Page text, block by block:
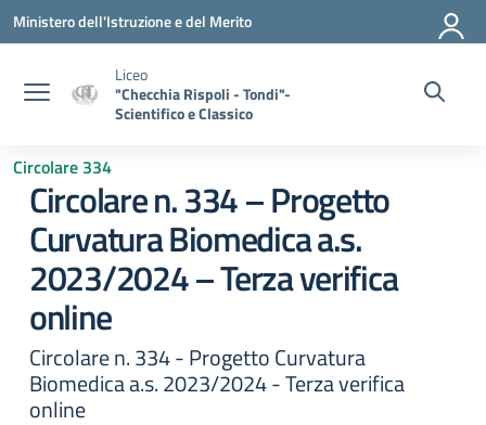
Vai ai contenuti
Vai al menu di navigazione
Vai al footer
Ministero dell'Istruzione e del Merito
Liceo
"Checchia Rispoli - Tondi"-
Scientifico e Classico
Circolare 334
Circolare n. 334 – Progetto
Curvatura Biomedica a.s.
2023/2024 – Terza verifica
online
Circolare n. 334 - Progetto Curvatura
Biomedica a.s. 2023/2024 - Terza verifica
online